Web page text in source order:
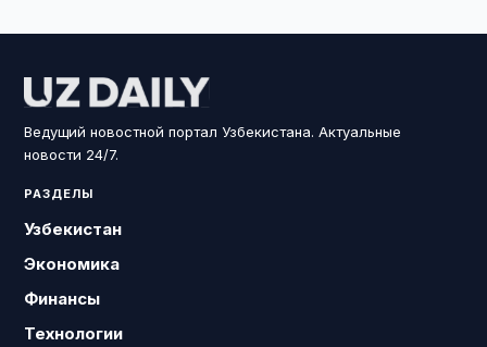
Ведущий новостной портал Узбекистана. Актуальные
новости 24/7.
РАЗДЕЛЫ
Узбекистан
Экономика
Финансы
Технологии